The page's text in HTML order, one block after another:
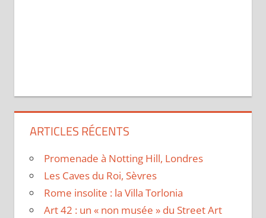
ARTICLES RÉCENTS
Promenade à Notting Hill, Londres
Les Caves du Roi, Sèvres
Rome insolite : la Villa Torlonia
Art 42 : un « non musée » du Street Art